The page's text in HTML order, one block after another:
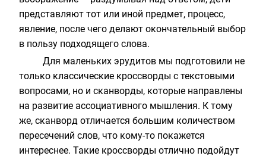
представляют тот или иной предмет, процесс,
явление, после чего делают окончательный выбор
в пользу подходящего слова.
Для маленьких эрудитов мы подготовили не
только классические кроссворды с текстовыми
вопросами, но и сканворды, которые направлены
на развитие ассоциативного мышления. К тому
же, сканворд отличается большим количеством
пересечений слов, что кому-то покажется
интереснее. Такие кроссворды отлично подойдут